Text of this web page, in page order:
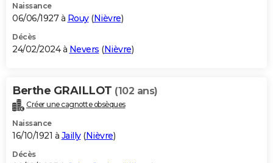
Naissance
06/06/1927 à Rouy(Nièvre)
Décès
24/02/2024 à Nevers (Nièvre)
Berthe GRAILLOT (102 ans)
Créer une cagnotte obsèques
Naissance
16/10/1921 à Jailly(Nièvre)
Décès